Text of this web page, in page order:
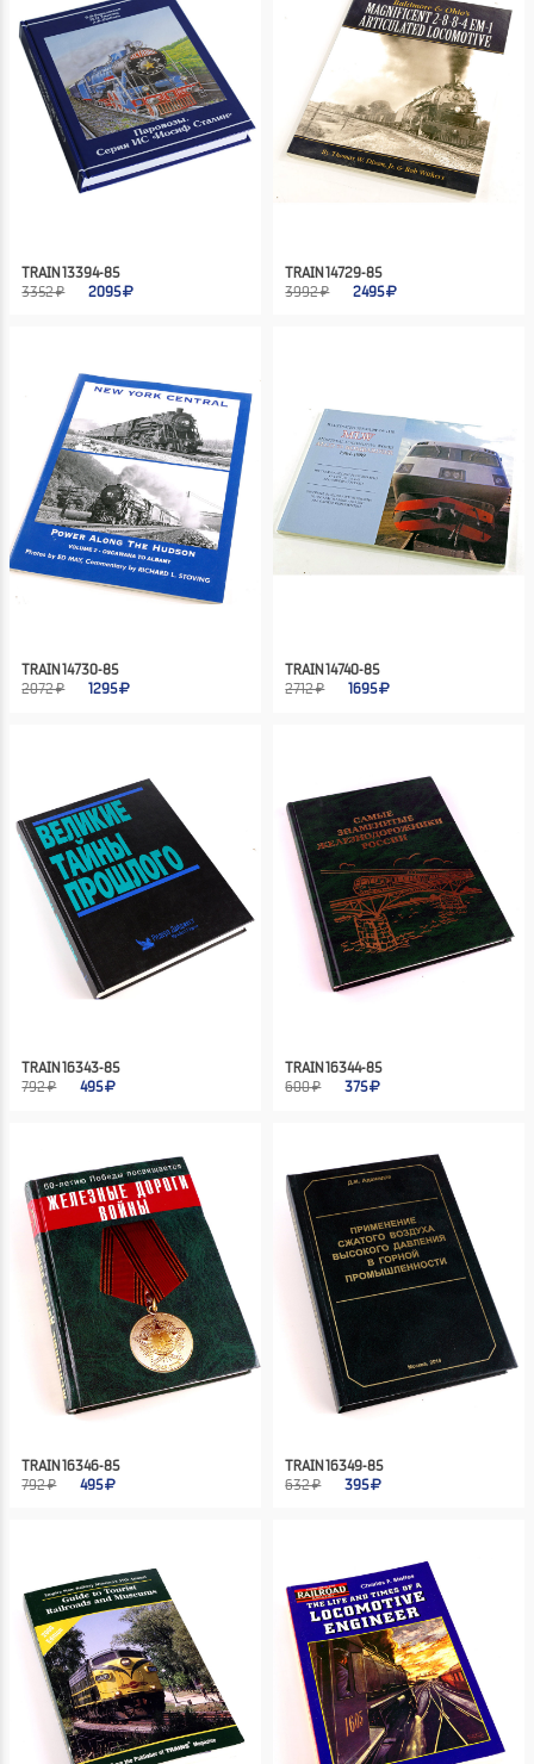
TRAIN 13394-85
3352 ₽
2095
TRAIN 14729-85
3992 ₽
2495
TRAIN 14730-85
2072 ₽
1295
TRAIN 14740-85
2712 ₽
1695
TRAIN 16343-85
792 ₽
495
TRAIN 16344-85
600 ₽
375
TRAIN 16346-85
792 ₽
495
TRAIN 16349-85
632 ₽
395